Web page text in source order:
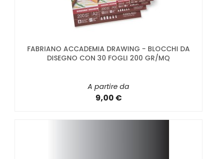
FABRIANO ACCADEMIA DRAWING - BLOCCHI DA
DISEGNO CON 30 FOGLI 200 GR/MQ
A partire da
9,00 €